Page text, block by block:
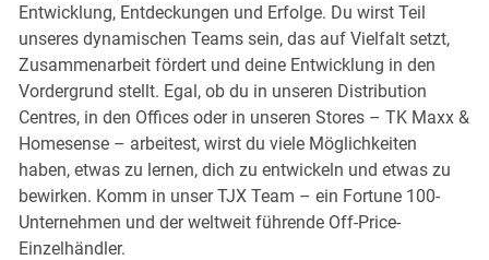
Entwicklung, Entdeckungen und Erfolge. Du wirst Teil
unseres dynamischen Teams sein, das auf Vielfalt setzt,
Zusammenarbeit fördert und deine Entwicklung in den
Vordergrund stellt. Egal, ob du in unseren Distribution
Centres, in den Offices oder in unseren Stores – TK Maxx &
Homesense – arbeitest, wirst du viele Möglichkeiten
haben, etwas zu lernen, dich zu entwickeln und etwas zu
bewirken. Komm in unser TJX Team – ein Fortune 100-
Unternehmen und der weltweit führende Off-Price-
Einzelhändler.